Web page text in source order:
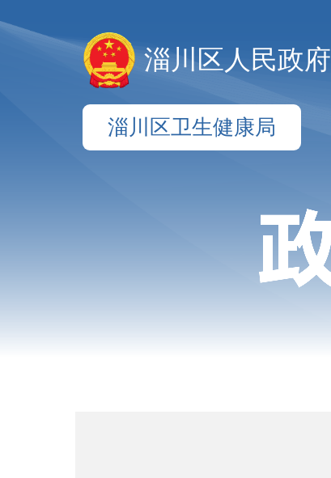
淄川区人民政府
淄川区卫生健康局